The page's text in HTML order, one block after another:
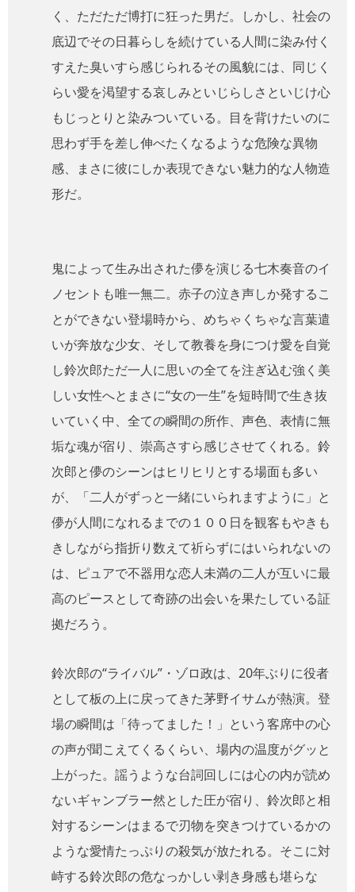
く、ただただ博打に狂った男だ。しかし、社会の
底辺でその日暮らしを続けている人間に染み付く
すえた臭いすら感じられるその風貌には、同じく
らい愛を渇望する哀しみといじらしさといじけ心
もじっとりと染みついている。目を背けたいのに
思わず手を差し伸べたくなるような危険な異物
感、まさに彼にしか表現できない魅力的な人物造
形だ。
鬼によって生み出された儚を演じる七木奏音のイ
ノセントも唯一無二。赤子の泣き声しか発するこ
とができない登場時から、めちゃくちゃな言葉遣
いが奔放な少女、そして教養を身につけ愛を自覚
し鈴次郎ただ一人に思いの全てを注ぎ込む強く美
しい女性へとまさに“女の一生”を短時間で生き抜
いていく中、全ての瞬間の所作、声色、表情に無
垢な魂が宿り、崇高さすら感じさせてくれる。鈴
次郎と儚のシーンはヒリヒリとする場面も多い
が、「二人がずっと一緒にいられますように」と
儚が人間になれるまでの１００日を観客もやきも
きしながら指折り数えて祈らずにはいられないの
は、ピュアで不器用な恋人未満の二人が互いに最
高のピースとして奇跡の出会いを果たしている証
拠だろう。
鈴次郎の“ライバル”・ゾロ政は、20年ぶりに役者
として板の上に戻ってきた茅野イサムが熱演。登
場の瞬間は「待ってました！」という客席中の心
の声が聞こえてくるくらい、場内の温度がグッと
上がった。謡うような台詞回しには心の内が読め
ないギャンブラー然とした圧が宿り、鈴次郎と相
対するシーンはまるで刃物を突きつけているかの
ような愛情たっぷりの殺気が放たれる。そこに対
峙する鈴次郎の危なっかしい剥き身感も堪らな